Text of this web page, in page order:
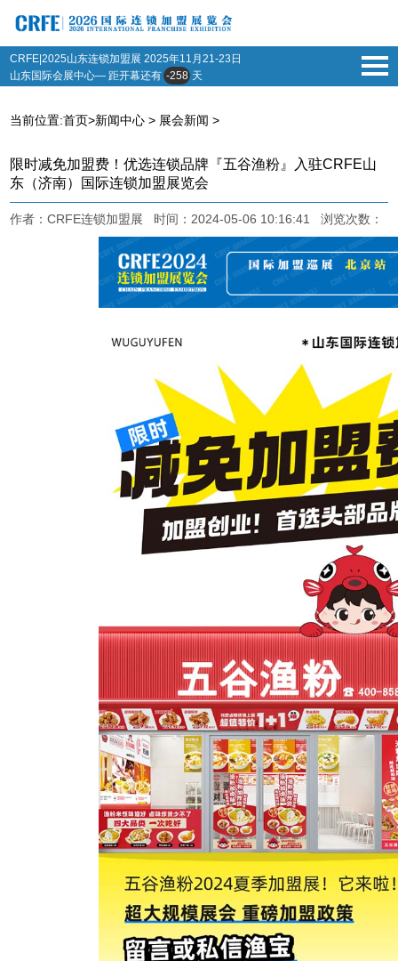
CRFE|2025山东连锁加盟展2025年11月21-23日
山东国际会展中心— 距开幕还有 -258 天
当前位置:首页>新闻中心 > 展会新闻 >
限时减免加盟费！优选连锁品牌『五谷渔粉』入驻CRFE山
东（济南）国际连锁加盟展览会
作者：CRFE连锁加盟展 时间：2024-05-06 10:16:41 浏览次数：